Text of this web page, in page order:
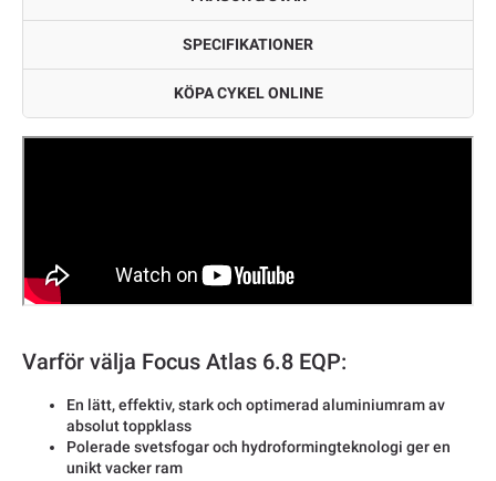
SPECIFIKATIONER
KÖPA CYKEL ONLINE
Varför välja Focus Atlas 6.8 EQP:
En lätt, effektiv, stark och optimerad aluminiumram av
absolut toppklass
Polerade svetsfogar och hydroformingteknologi ger en
unikt vacker ram